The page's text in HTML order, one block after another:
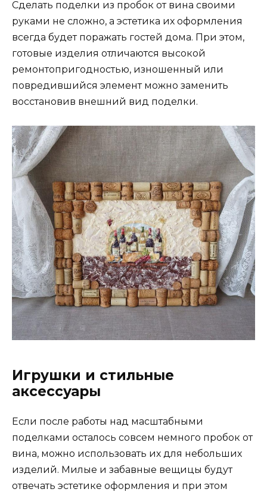
Сделать поделки из пробок от вина своими
руками не сложно, а эстетика их оформления
всегда будет поражать гостей дома. При этом,
готовые изделия отличаются высокой
ремонтопригодностью, изношенный или
повредившийся элемент можно заменить
восстановив внешний вид поделки.
Игрушки и стильные
аксессуары
Если после работы над масштабными
поделками осталось совсем немного пробок от
вина, можно использовать их для небольших
изделий. Милые и забавные вещицы будут
отвечать эстетике оформления и при этом